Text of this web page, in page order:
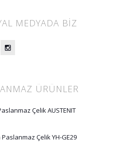
MEDYADA BİZ
ÜRÜNLER
Çelik AUSTENIT
Çelik YH-GE29